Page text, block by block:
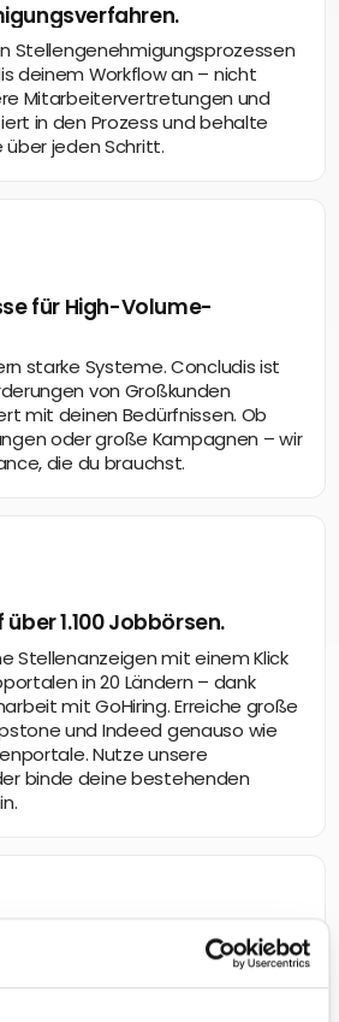
Stellengenehmigungsprozessen
deinem Workflow an – nicht
Mitarbeitervertretungen und
in den Prozess und behalte
jeden Schritt.
für High-Volume-
starke Systeme. Concludis ist
von Großkunden
mit deinen Bedürfnissen. Ob
oder große Kampagnen – wir
die du brauchst.
1.100 Jobbörsen.
Stellenanzeigen mit einem Klick
in 20 Ländern – dank
mit GoHiring. Erreiche große
und Indeed genauso wie
Nutze unsere
binde deine bestehenden
Integration.